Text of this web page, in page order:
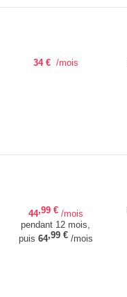
34 € /mois
44,99 € /mois
pendant 12 mois,
puis 64,99 €/mois